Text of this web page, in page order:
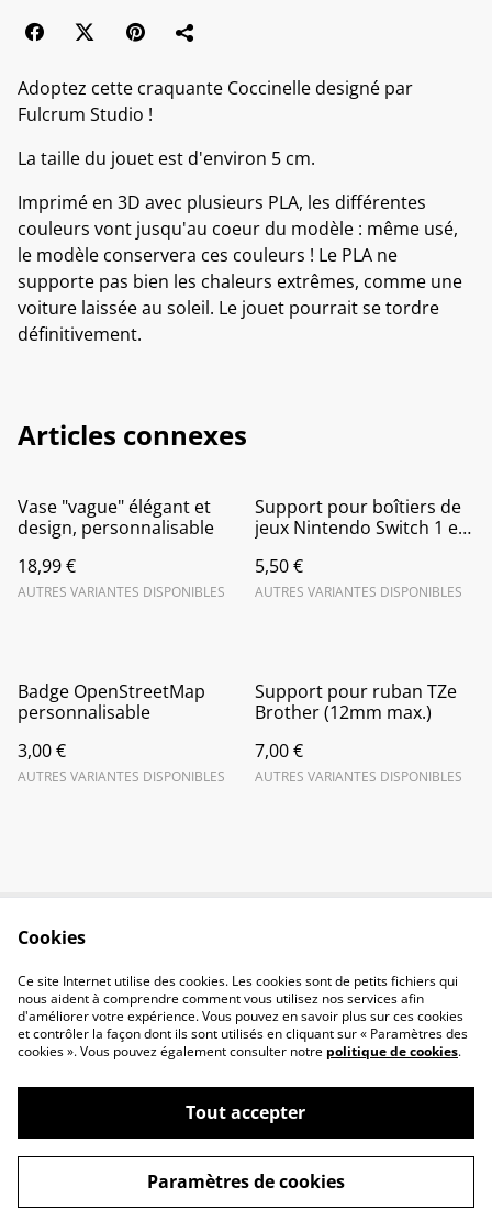
Adoptez cette craquante Coccinelle designé par
Fulcrum Studio !
La taille du jouet est d'environ 5 cm.
Imprimé en 3D avec plusieurs PLA, les différentes
couleurs vont jusqu'au coeur du modèle : même usé,
le modèle conservera ces couleurs ! Le PLA ne
supporte pas bien les chaleurs extrêmes, comme une
voiture laissée au soleil. Le jouet pourrait se tordre
définitivement.
Articles connexes
Vase "vague" élégant et
design, personnalisable
18,99 €
AUTRES VARIANTES DISPONIBLES
Support pour boîtiers de
jeux Nintendo Switch 1 et
5,50 €
AUTRES VARIANTES DISPONIBLES
Badge OpenStreetMap
personnalisable
3,00 €
AUTRES VARIANTES DISPONIBLES
Support pour ruban TZe
Brother (12mm max.)
7,00 €
AUTRES VARIANTES DISPONIBLES
Politique de
confidentialité
Politique de cookies
©2026Thomas Borie
Cookies
Ce site Internet utilise des cookies. Les cookies sont de petits fichiers qui
nous aident à comprendre comment vous utilisez nos services afin
d'améliorer votre expérience. Vous pouvez en savoir plus sur ces cookies
et contrôler la façon dont ils sont utilisés en cliquant sur « Paramètres des
cookies ». Vous pouvez également consulter notre politique de cookies.
Tout accepter
Paramètres de cookies